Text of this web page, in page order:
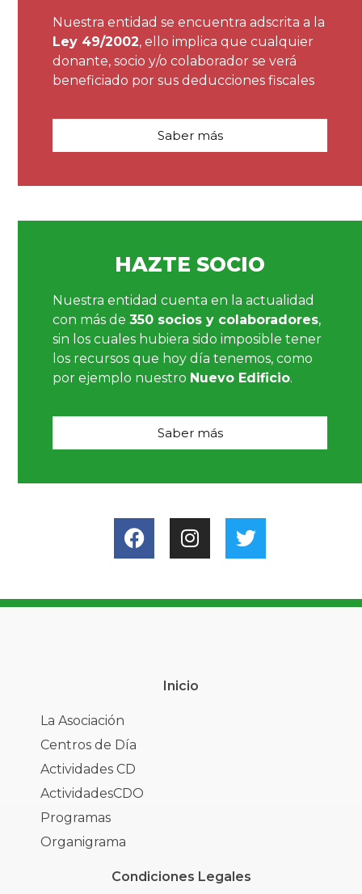
Nuestra entidad se encuentra adscrita a la
Ley 49/2002, ello implica que cualquier
donante, socio y/o colaborador se verá
beneficiado por sus deducciones fiscales
Saber más
HAZTE SOCIO
Nuestra entidad cuenta en la actualidad
con más de 350 socios y colaboradores,
sin los cuales hubiera sido imposible tener
los recursos que hoy día tenemos, como
por ejemplo nuestro Nuevo Edificio.
Saber más
Inicio
La Asociación
Centros de Día
Actividades CD
ActividadesCDO
Programas
Organigrama
Condiciones Legales